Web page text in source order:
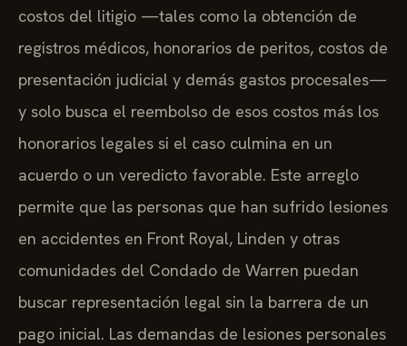
costos del litigio —tales como la obtención de
registros médicos, honorarios de peritos, costos de
presentación judicial y demás gastos procesales—
y solo busca el reembolso de esos costos más los
honorarios legales si el caso culmina en un
acuerdo o un veredicto favorable. Este arreglo
permite que las personas que han sufrido lesiones
en accidentes en Front Royal, Linden y otras
comunidades del Condado de Warren puedan
buscar representación legal sin la barrera de un
pago inicial. Las demandas de lesiones personales